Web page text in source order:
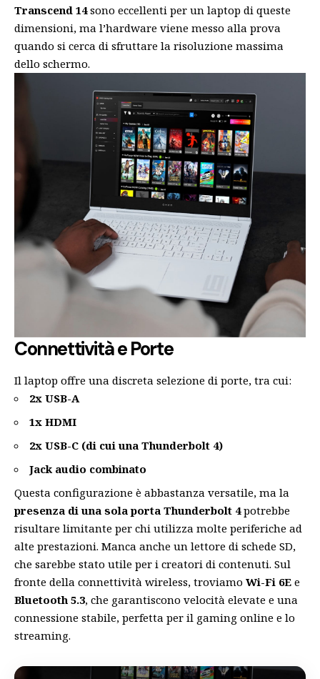
Transcend 14sono eccellenti per un laptop di queste
dimensioni, ma l’hardware viene messo alla prova
quando si cerca di sfruttare la risoluzione massima
dello schermo.
Connettività e Porte
Il laptop offre una discreta selezione di porte, tra cui:
2x USB-A
1x HDMI
2x USB-C (di cui una Thunderbolt 4)
Jack audio combinato
Questa configurazione è abbastanza versatile, ma la
presenza di una sola porta Thunderbolt 4potrebbe
risultare limitante per chi utilizza molte periferiche ad
alte prestazioni. Manca anche un lettore di schede SD,
che sarebbe stato utile per i creatori di contenuti. Sul
fronte della connettività wireless, troviamo Wi-Fi 6E e
Bluetooth 5.3, che garantiscono velocità elevate e una
connessione stabile, perfetta per il gaming online e lo
streaming.